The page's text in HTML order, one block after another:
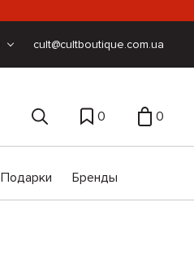
cult@cultboutique.com.ua
Подарки Бренды
0 0